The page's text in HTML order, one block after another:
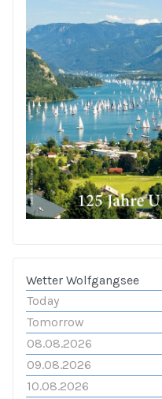
Wetter Wolfgangsee
Today
Tomorrow
08.08.2026
09.08.2026
10.08.2026